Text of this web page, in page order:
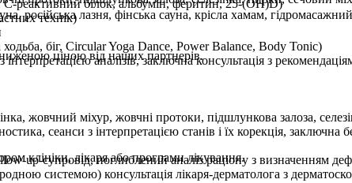
реактивний білок, альбумін, феритин, 25-(OH)D)
технік)
біг, Circular Yoga Dance, Power Balance, Body Tonic)
аналізів, заключна консультація з
жовчний міхур, жовчні протоки, підшлункова залоза,
сеанси з інтерпретацією станів і їх корекція,
up-супровід, поглиблений аналіз раціону з визначенням
системою) консультація лікаря-дерматолога з
російська лазня, фінська сауна, крісла хамам,
ціною від наших партнерів.
клініки, лікаря або програми лікування.